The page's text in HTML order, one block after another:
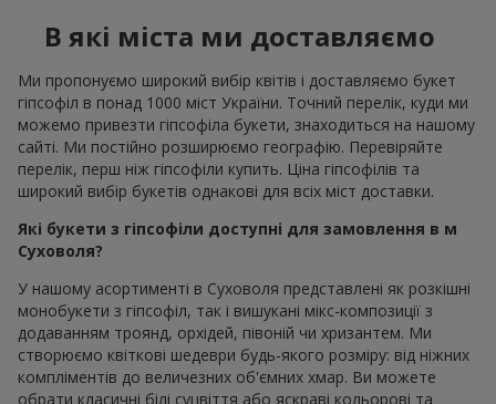
В які міста ми доставляємо
Ми пропонуємо широкий вибір квітів і доставляємо букет
гіпсофіл в понад 1000 міст України. Точний перелік, куди ми
можемо привезти гіпсофіла букети, знаходиться на нашому
сайті. Ми постійно розширюємо географію. Перевіряйте
перелік, перш ніж гіпсофіли купить. Ціна гіпсофілів та
широкий вибір букетів однакові для всіх міст доставки.
Які букети з гіпсофіли доступні для замовлення в м
Суховоля?
У нашому асортименті в Суховоля представлені як розкішні
монобукети з гіпсофіл, так і вишукані мікс-композиції з
додаванням троянд, орхідей, півоній чи хризантем. Ми
створюємо квіткові шедеври будь-якого розміру: від ніжних
компліментів до величезних об'ємних хмар. Ви можете
обрати класичні білі суцвіття або яскраві кольорові та